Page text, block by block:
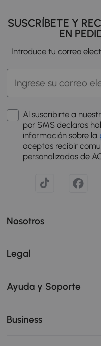
SUSCRÍBETE Y
EN
Introduce tu correo
Al suscribirte a
por SMS declaras
información sobre la
aceptas recibir
personalizadas de
Nosotros
Legal
Ayuda y Soporte
Business